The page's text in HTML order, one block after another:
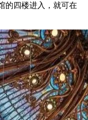
的四楼进入，就可在